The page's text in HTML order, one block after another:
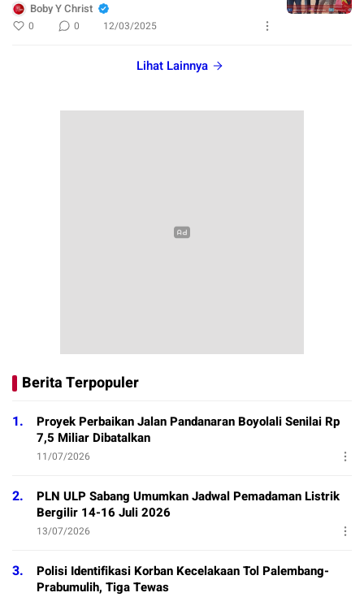
Boby Y Christ
0 0 12/03/2025
Lihat Lainnya
Berita Terpopuler
1.
Proyek Perbaikan Jalan Pandanaran Boyolali Senilai Rp
7,5 Miliar Dibatalkan
11/07/2026
2.
PLN ULP Sabang Umumkan Jadwal Pemadaman Listrik
Bergilir 14-16 Juli 2026
13/07/2026
3.
Polisi Identifikasi Korban Kecelakaan Tol Palembang-
Prabumulih, Tiga Tewas